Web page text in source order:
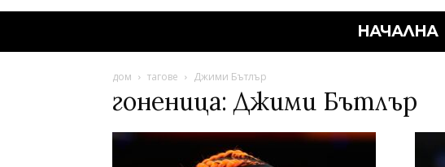
НАЧАЛНА
дом тагове Джими Бътлър
гоненица: Джими Бътлър